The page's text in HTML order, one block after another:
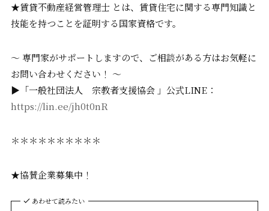
★賃貸不動産経営管理士 とは、賃貸住宅に関する専門知識と
技能を持つことを証明する国家資格です。
～ 専門家がサポートしますので、ご相談がある方はお気軽に
お問い合わせください！ ～
▶「一般社団法人 宗教者支援協会 」公式LINE：
https://lin.ee/jh0t0nR
＊＊＊＊＊＊＊＊＊＊
★協賛企業募集中！
あわせて読みたい